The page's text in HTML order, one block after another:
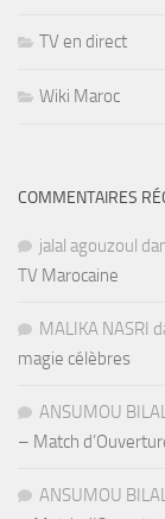
TV en direct
Wiki Maroc
COMMENTAIRES
jalal agouzoul
TV Marocaine
MALIKA NASRI
magie célèbres
ANSUMOU
– Match
ANSUMOU